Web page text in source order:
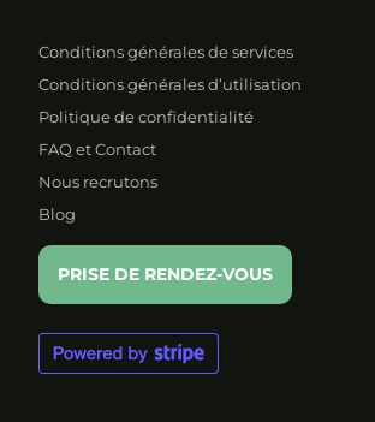
Conditions générales de services
Conditions générales d’utilisation
Politique de confidentialité
FAQ et Contact
Nous recrutons
Blog
PRISE DE RENDEZ-VOUS